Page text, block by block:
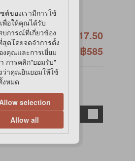
฿617.50
฿585
ต์ของเรามีการใช้
พื่อให้คุณได้รับ
บการณ์ที่เกี่ยวข้อง
สุดโดยจดจำการตั้ง
งคุณและการเยี่ยม
การคลิก"ยอมรับ"
ว่าคุณยินยอมให้ใช้
งหมด
selection
Allow all